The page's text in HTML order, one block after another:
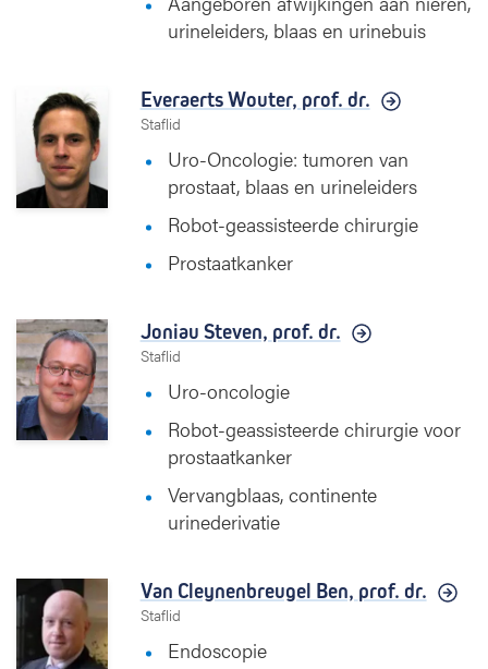
urineleiders, blaas en urinebuis
Everaerts Wouter, prof. dr.
Staflid
Uro-Oncologie: tumoren van
prostaat, blaas en urineleiders
Robot-geassisteerde chirurgie
Prostaatkanker
Joniau Steven, prof. dr.
Staflid
Uro-oncologie
Robot-geassisteerde chirurgie voor
prostaatkanker
Vervangblaas, continente
urinederivatie
Van Cleynenbreugel Ben, prof. dr.
Staflid
Endoscopie